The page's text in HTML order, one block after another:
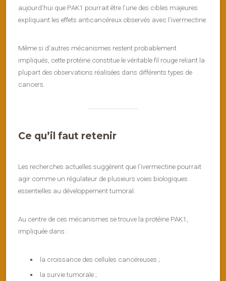
aujourd’hui que PAK1 pourrait être l’une des cibles majeures
expliquant les effets anticancéreux observés avec l’ivermectine.
Même si d’autres mécanismes restent probablement
impliqués, cette protéine constitue le véritable fil rouge reliant la
plupart des observations réalisées dans différents types de
cancers.
Ce qu’il faut retenir
Les recherches actuelles suggèrent que l’ivermectine pourrait
agir comme un régulateur de plusieurs voies biologiques
essentielles au développement tumoral.
Au centre de ces mécanismes se trouve la protéine PAK1,
impliquée dans :
la croissance des cellules cancéreuses ;
la survie tumorale ;